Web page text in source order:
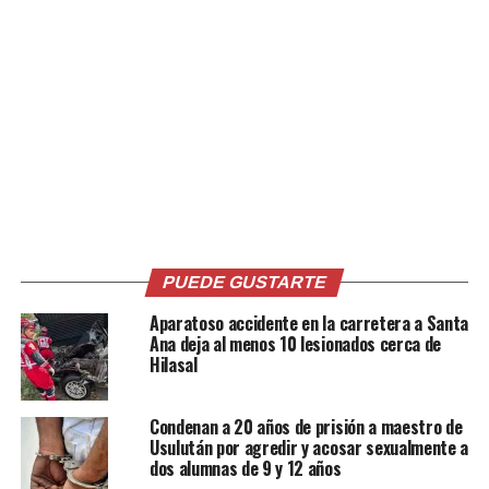
«Vamos a trabajar en todo el anclaje que se tiene que
voto electrónico, los centros de votación; se va a
verificar la empresa que gane la licitación, y se va a
visitar la casa matriz, verificar el tema de tecnología que
se va a utilizar. Esos son los pasos para tener preparado
el voto en el exterior a partir de septiembre», indicó
Zepeda.
PUEDE GUSTARTE
Aparatoso accidente en la carretera a Santa
Ana deja al menos 10 lesionados cerca de
Hilasal
Condenan a 20 años de prisión a maestro de
Usulután por agredir y acosar sexualmente a
dos alumnas de 9 y 12 años